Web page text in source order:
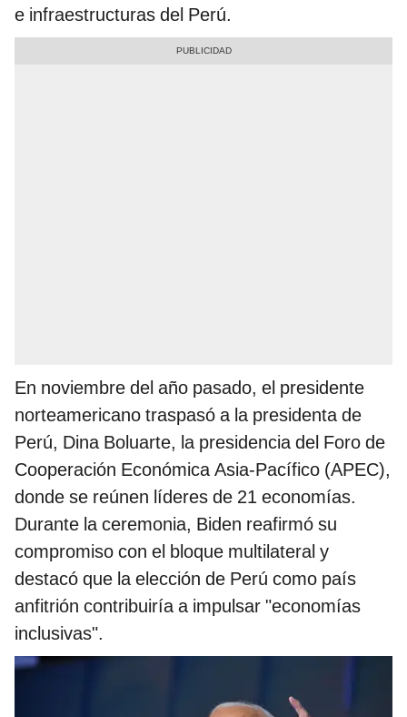
e infraestructuras del Perú.
En noviembre del año pasado, el presidente
norteamericano traspasó a la presidenta de
Perú, Dina Boluarte, la presidencia del Foro de
Cooperación Económica Asia-Pacífico (APEC),
donde se reúnen líderes de 21 economías.
Durante la ceremonia, Biden reafirmó su
compromiso con el bloque multilateral y
destacó que la elección de Perú como país
anfitrión contribuiría a impulsar "economías
inclusivas".